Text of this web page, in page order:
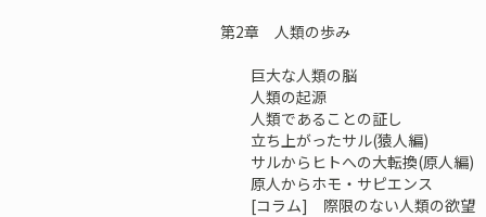
第2章 人類の歩み
巨大な人類の脳
人類の起源
人類であることの証し
立ち上がったサル(猿人編)
サルからヒトへの大転換(原人編)
原人からホモ・サピエンス
[コラム] 際限のない人類の欲望